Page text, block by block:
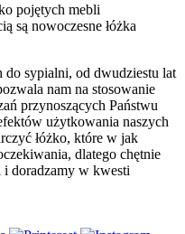
pojętych mebli
są nowoczesne łóżka
do sypialni, od dwudziestu lat
nam na stosowanie
przynoszących Państwu
użytkowania naszych
łóżko, które w jak
dlatego chętnie
i doradzamy w kwesti